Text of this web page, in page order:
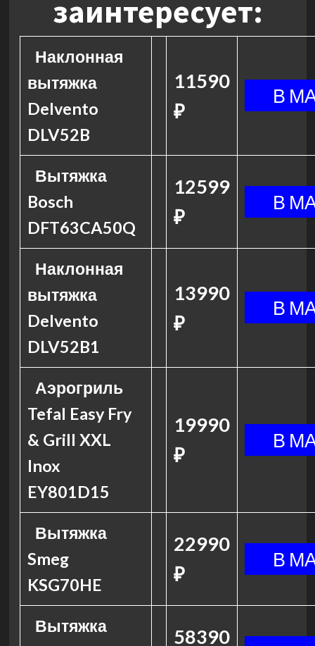
заинтересует:
Наклонная
вытяжка
Delvento
DLV52B
11590
₽
Вытяжка
Bosch
DFT63CA50Q
12599
₽
Наклонная
вытяжка
Delvento
DLV52B1
13990
₽
Аэрогриль
Tefal Easy Fry
& Grill XXL
Inox
EY801D15
19990
₽
Вытяжка
Smeg
KSG70HE
22990
₽
Вытяжка
58390